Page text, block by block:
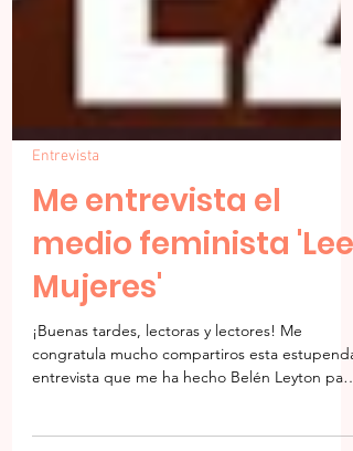
Entrevista
Me entrevista el
medio feminista 'Lee
Mujeres'
¡Buenas tardes, lectoras y lectores! Me
el medio...